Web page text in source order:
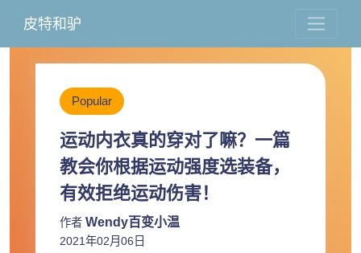
皮特和驴
Popular
运动内衣真的穿对了嘛？一篇
教会你根据运动强度选装备，
有效拒绝运动伤害！
作者 Wendy百变小温
2021年02月06日